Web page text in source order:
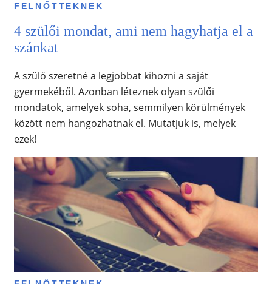
FELNŐTTEKNEK
4 szülői mondat, ami nem hagyhatja el a
szánkat
A szülő szeretné a legjobbat kihozni a saját
gyermekéből. Azonban léteznek olyan szülői
mondatok, amelyek soha, semmilyen körülmények
között nem hangozhatnak el. Mutatjuk is, melyek
ezek!